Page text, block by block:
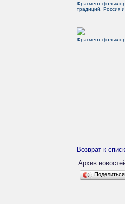
Фрагмент
традиций. Россия
Фрагмент
Возврат к
Архив